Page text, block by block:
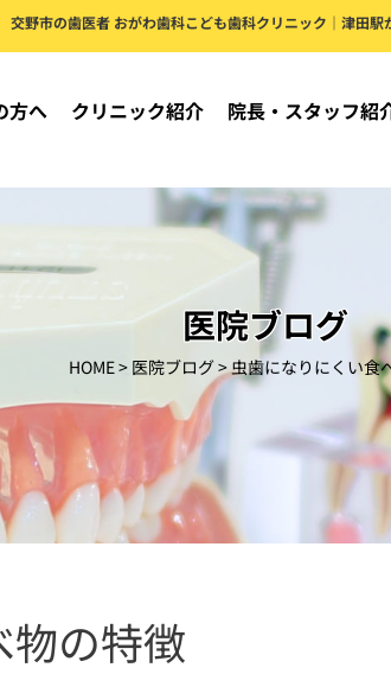
交野市の歯医者 おがわ歯科こども歯科クリニック｜津田駅
方へ クリニック紹介 院長・スタッフ紹
医院ブログ
HOME> 医院ブログ >虫歯になりにくい食
の特徴